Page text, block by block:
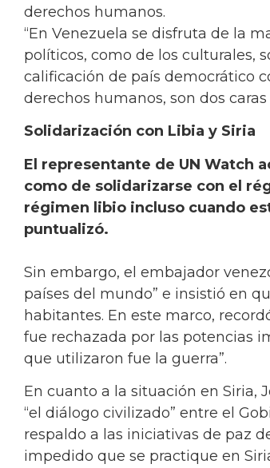
derechos humanos.
“En Venezuela se disfruta de la
políticos, como de los culturales,
calificación de país democrático
derechos humanos, son dos
Solidarización con Libia y Siria
El representante de UN Watch
como de solidarizarse con el
régimen libio incluso cuando
puntualizó.
Sin embargo, el embajador
países del mundo” e insistió en
habitantes. En este marco,
fue rechazada por las potencias
que utilizaron fue la guerra”.
En cuanto a la situación en Siria,
“el diálogo civilizado” entre el
respaldo a las iniciativas de paz
impedido que se practique en